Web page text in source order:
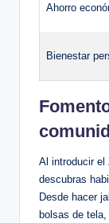
Ahorro
Bienestar
Al introducir el
descubras
Desde hacer
bolsas de